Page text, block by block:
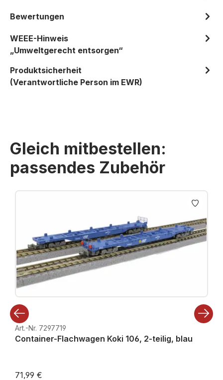
Bewertungen
WEEE-Hinweis
„Umweltgerecht entsorgen“
Produktsicherheit
(Verantwortliche Person im EWR)
Gleich mitbestellen:
passendes Zubehör
Produktgalerie überspringen
Art.-Nr. 7297719
Container-Flachwagen Koki 106, 2-teilig, blau
71,99 €